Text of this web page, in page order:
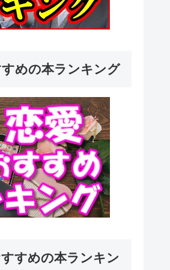
めの本ランキング
すめの本ランキン